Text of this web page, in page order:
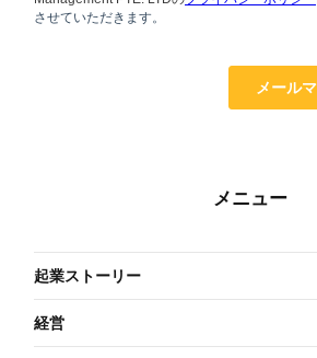
メニュー
起業ストーリー
経営